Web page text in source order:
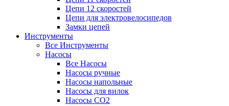
Цепи 12 скоростей
Цепи для электровелосипедов
Замки цепей
Инструменты
Все Инструменты
Насосы
Все Насосы
Насосы ручные
Насосы напольные
Насосы для вилок
Насосы CO2